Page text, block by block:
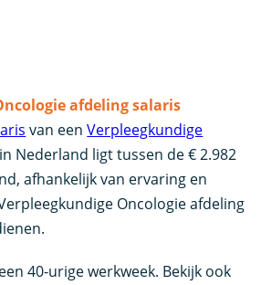
afdeling salaris
van eenVerpleegkundige
Nederland ligt tussen de € 2.982
afhankelijk van ervaring en
Oncologie afdeling
40-urige werkweek. Bekijk ook